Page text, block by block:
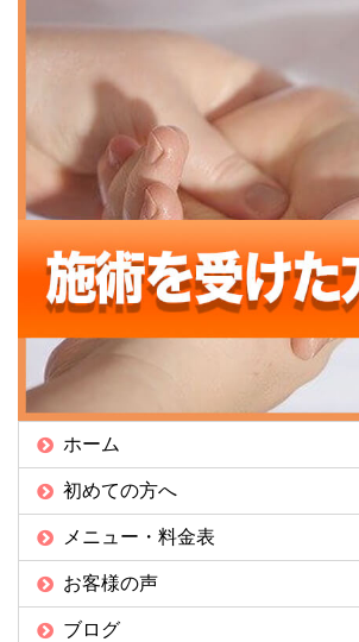
ホーム
初めての方へ
メニュー・料金表
お客様の声
ブログ